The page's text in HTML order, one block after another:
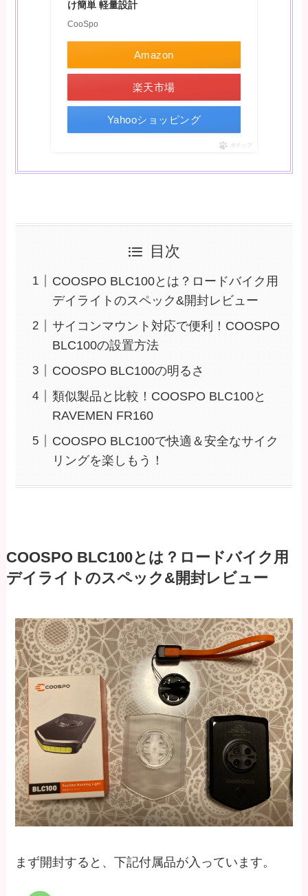
け簡単 軽量設計
CooSpo
Amazon
楽天市場
Yahooショッピング
ポチップ
目次
COOSPO BLC100とは？ロードバイク用
デイライトのスペック&開封レビュー
サイコンマウント対応で便利！COOSPO
BLC100の設置方法
COOSPO BLC100の明るさ
類似製品と比較！COOSPO BLC100と
RAVEMEN FR160
COOSPO BLC100で快適＆安全なサイク
リングを楽しもう！
COOSPO BLC100とは？ロードバイク用
デイライトのスペック&開封レビュー
まず開封すると、下記付属品が入っています。